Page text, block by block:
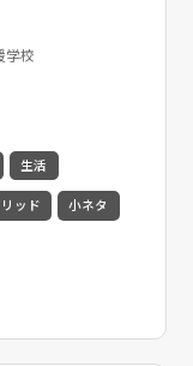
学校
生活
ッド 小ネタ